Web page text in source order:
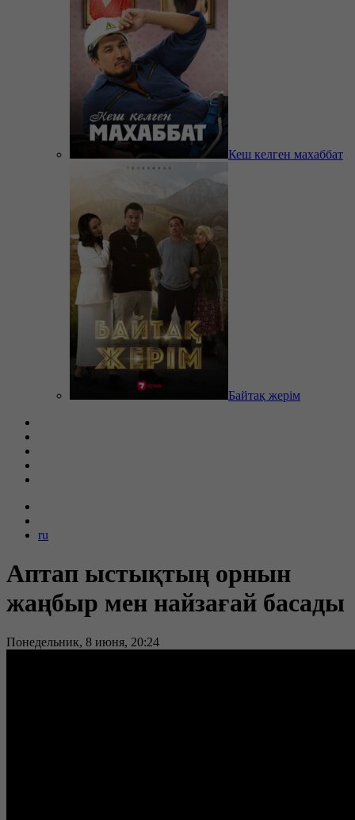
Кеш келген махаббат
Байтақ жерім
ru
Аптап ыстықтың орнын
жаңбыр мен найзағай басады
Понедельник, 8 июня, 20:24